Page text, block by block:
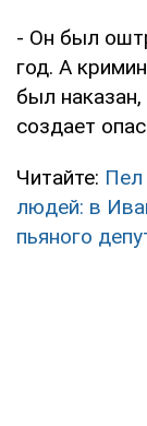
- Он был
год. А
был
создает
Читайте: Пел
людей: в
пьяного